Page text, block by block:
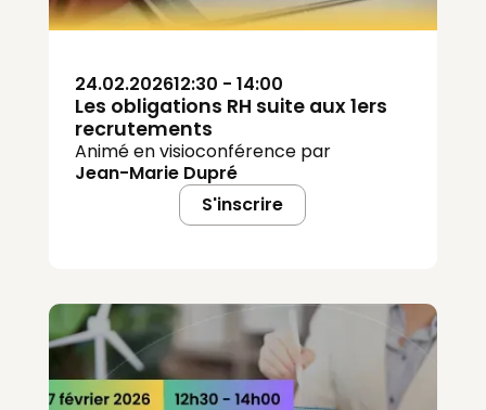
24.02.202612:30 - 14:00
Les obligations RH suite aux 1ers
recrutements
Animé en visioconférence par
Jean-Marie Dupré
S'inscrire